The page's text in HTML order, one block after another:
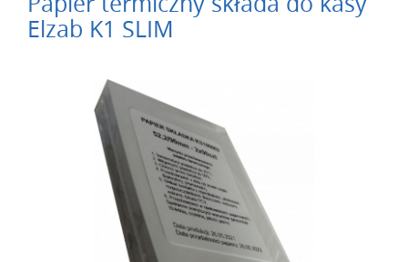
Elzab K1 SLIM